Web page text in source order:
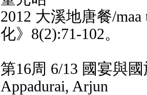
2012 大溪地唐餐/
化》8(2):71-102。
第16周 6/13 國宴與
Appadurai, Arjun